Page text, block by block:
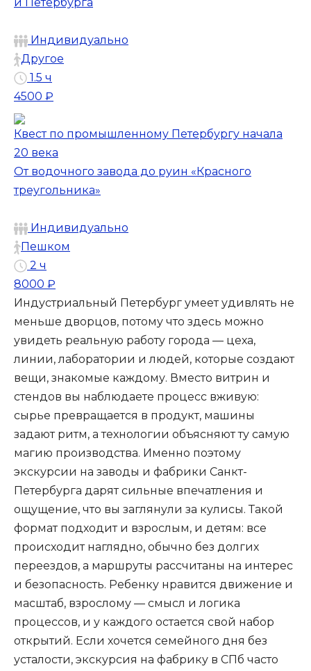
Индивидуально
Другое
1.5 ч
4500 ₽
Квест по промышленному Петербургу начала
20 века
От водочного завода до руин «Красного
треугольника»
Индивидуально
Пешком
2 ч
8000 ₽
Индустриальный Петербург умеет удивлять не
меньше дворцов, потому что здесь можно
увидеть реальную работу города — цеха,
линии, лаборатории и людей, которые создают
вещи, знакомые каждому. Вместо витрин и
стендов вы наблюдаете процесс вживую:
сырье превращается в продукт, машины
задают ритм, а технологии объясняют ту самую
магию производства. Именно поэтому
экскурсии на заводы и фабрики Санкт-
Петербурга дарят сильные впечатления и
ощущение, что вы заглянули за кулисы. Такой
формат подходит и взрослым, и детям: все
происходит наглядно, обычно без долгих
переездов, а маршруты рассчитаны на интерес
и безопасность. Ребенку нравится движение и
масштаб, взрослому — смысл и логика
процессов, и у каждого остается свой набор
открытий. Если хочется семейного дня без
усталости, экскурсия на фабрику в СПб часто